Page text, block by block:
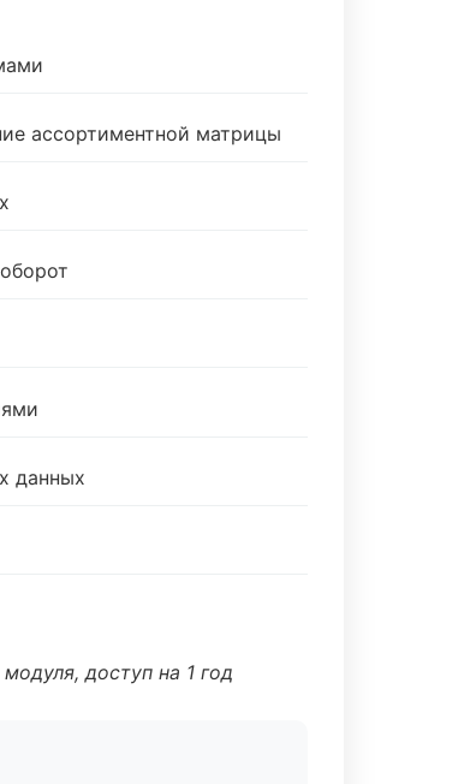
ассортиментной матрицы
данных
доступ на 1 год